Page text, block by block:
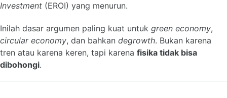
Investment (EROI) yang menurun.
Inilah dasar argumen paling kuat untuk green economy,
circular economy, dan bahkan degrowth. Bukan karena
tren atau karena keren, tapi karena fisika tidak bisa
dibohongi.